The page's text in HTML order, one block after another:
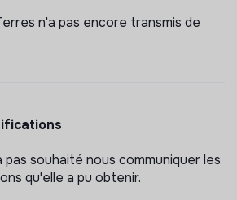
n'a pas encore transmis de
souhaité nous communiquer les
qu'elle a pu obtenir.